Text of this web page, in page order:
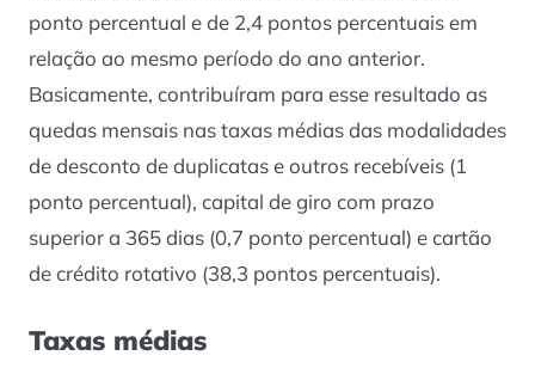
ponto percentual e de 2,4 pontos percentuais em
relação ao mesmo período do ano anterior.
Basicamente, contribuíram para esse resultado as
quedas mensais nas taxas médias das modalidades
de desconto de duplicatas e outros recebíveis (1
ponto percentual), capital de giro com prazo
superior a 365 dias (0,7 ponto percentual) e cartão
de crédito rotativo (38,3 pontos percentuais).
Taxas médias